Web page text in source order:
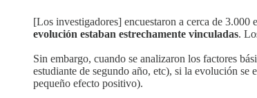
[Los investigadores] encuestaron a cerca de
evolución estaban estrechamente vinculadas.
Sin embargo, cuando se analizaron los factores
estudiante de segundo año, etc), si la evolución se
pequeño efecto positivo).